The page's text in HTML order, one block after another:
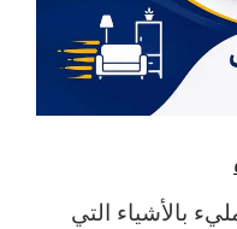
بالأشياء التي